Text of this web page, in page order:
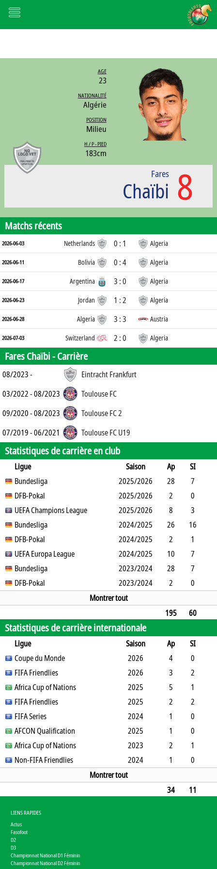
AGE
23
NATIONALITÉ
Algérie
POSITION
Milieu
H / P - PIED
183cm
8
Fares
Chaïbi
Matchs récents
2026-06-03 Netherlands 0 : 1 Algeria
2026-06-11 Bolivia 0 : 4 Algeria
2026-06-17 Argentina 3 : 0 Algeria
2026-06-23 Jordan 1 : 2 Algeria
2026-06-28 Algeria 3 : 3 Austria
2026-07-03 Switzerland 2 : 0 Algeria
Fares Chaïbi -Carrière
08/2023 -
Eintracht Frankfurt
03/2022 - 08/2023
Toulouse FC
09/2020 - 08/2023
Toulouse FC 2
07/2019 - 06/2021
Toulouse FC U19
Statistiques de carrière en club
Ligue Saison Ap
SI
SO
B 2J CR Min
Bundesliga 2025/2026 28
7
13
9 0 0 1798
DFB-Pokal 2025/2026 2
0
0
0 0 0 0 0 210
UEFA Champions League 2025/2026 8
3
2
3 0 0 499
Bundesliga 2024/2025 26
16
9
20 0 0 1006
DFB-Pokal 2024/2025 2
1
1
1 1 0 0 130
UEFA Europa League 2024/2025 10
7
2
9 0 0 432
Bundesliga 2023/2024 28
7
15
8 0 0 1920
DFB-Pokal 2023/2024 2
0
0 0
Montrer tout
195
60
73
72 27 29 13 0 0
Statistiques de carrière internationale
Ligue Saison Ap
SI
SO
B B CR Min
Coupe du Monde 2026 4
0
0
0 0 0 360
FIFA Friendlies 2026 3
2
1
3 0 0 168
Africa Cup of Nations 2025 5
1
3
1 1 0 374
FIFA Friendlies 2025 2
2
0
2 0 18
FIFA Series 2024 1
0
1
1 0 0 46
AFCON Qualification 2025 1
0
1
1 0 0 75
Africa Cup of Nations 2023 2
1
0
2 0 0 106
Non-FIFA Friendlies 2024 1
0
0 0
Montrer tout
34
11
LIENS RAPIDES
Actus
Fasofoot
D2
D3
Championnat National D1 Féminin
Championnat National D2 Féminin